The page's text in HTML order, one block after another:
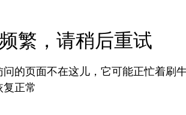
繁，请稍后重试
问的页面不在这儿，它可能正忙着刷
复正常